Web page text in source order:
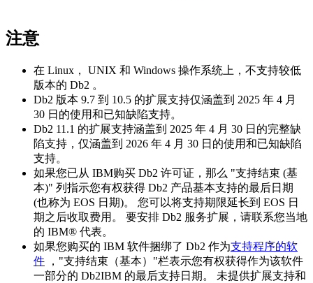
注意
在 Linux， UNIX 和 Windows 操作系统上，不支持较低
版本的 Db2 。
Db2 版本 9.7 到 10.5 的扩展支持仅涵盖到 2025 年 4 月
30 日的使用和已知缺陷支持。
Db2 11.1 的扩展支持涵盖到 2025 年 4 月 30 日的完整缺
陷支持，仅涵盖到 2026 年 4 月 30 日的使用和已知缺陷
支持。
如果您已从 IBM购买 Db2 许可证，那么 "支持结束 (基
本)" 列指示您有权获得 Db2 产品基本支持的最后日期
(也称为 EOS 日期)。 您可以将支持期限延长到 EOS 日
期之后收取费用。 要安排 Db2 服务扩展，请联系您当地
的 IBM® 代表。
如果您购买的 IBM 软件捆绑了 Db2 作为支持程序的软
件 ，"支持结束（基本）"栏表示您有权获得作为该软件
一部分的 Db2IBM 的最后支持日期。 未提供扩展支持和